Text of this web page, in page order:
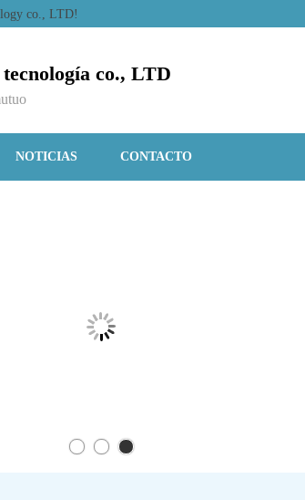
co., LTD!
co., LTD
NOTICIAS CONTACTO